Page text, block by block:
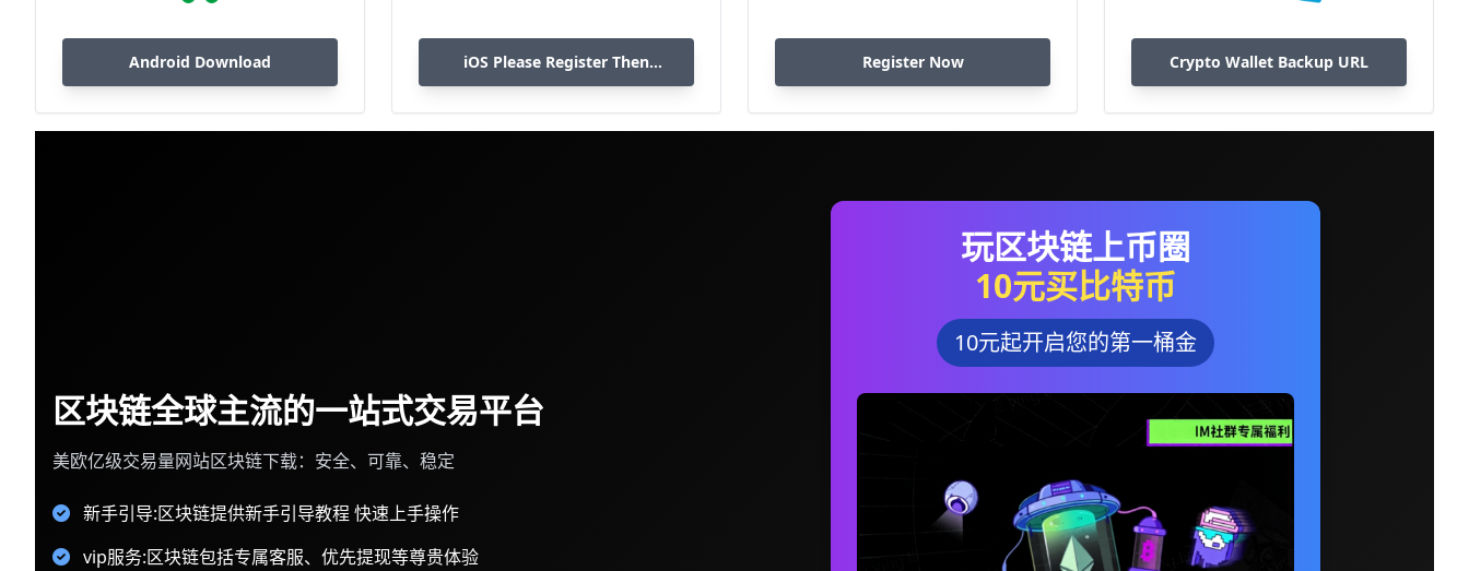
Android Download
iOS Please Register Then
Download
Register Now Crypto Wallet Backup URL
区块链全球主流的一站式交易平台
美欧亿级交易量网站区块链下载：安全、可靠、稳定
新手引导:区块链提供新手引导教程 快速上手操作
vip服务:区块链包括专属客服、优先提现等尊贵体验
玩区块链上币圈
10元买比特币
10元起开启您的第一桶金